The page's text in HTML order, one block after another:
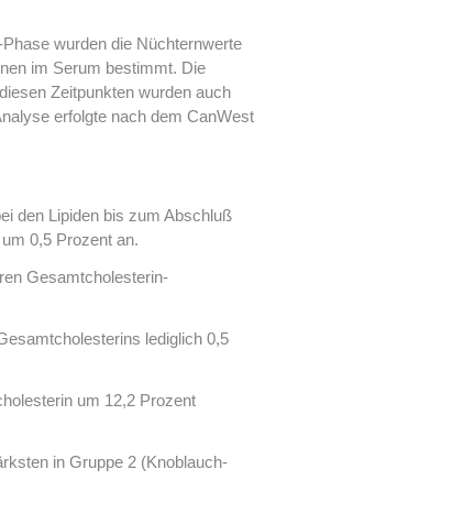
wurden die Nüchternwerte
im Serum bestimmt. Die
Zeitpunkten wurden auch
erfolgte nach dem CanWest
den Lipiden bis zum Abschluß
0,5 Prozent an.
Gesamtcholesterin-
lediglich 0,5
um 12,2 Prozent
in Gruppe 2 (Knoblauch-